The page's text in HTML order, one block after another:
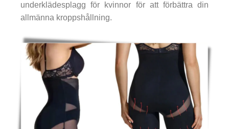
underklädesplagg för kvinnor för att förbättra din
allmänna kroppshållning.